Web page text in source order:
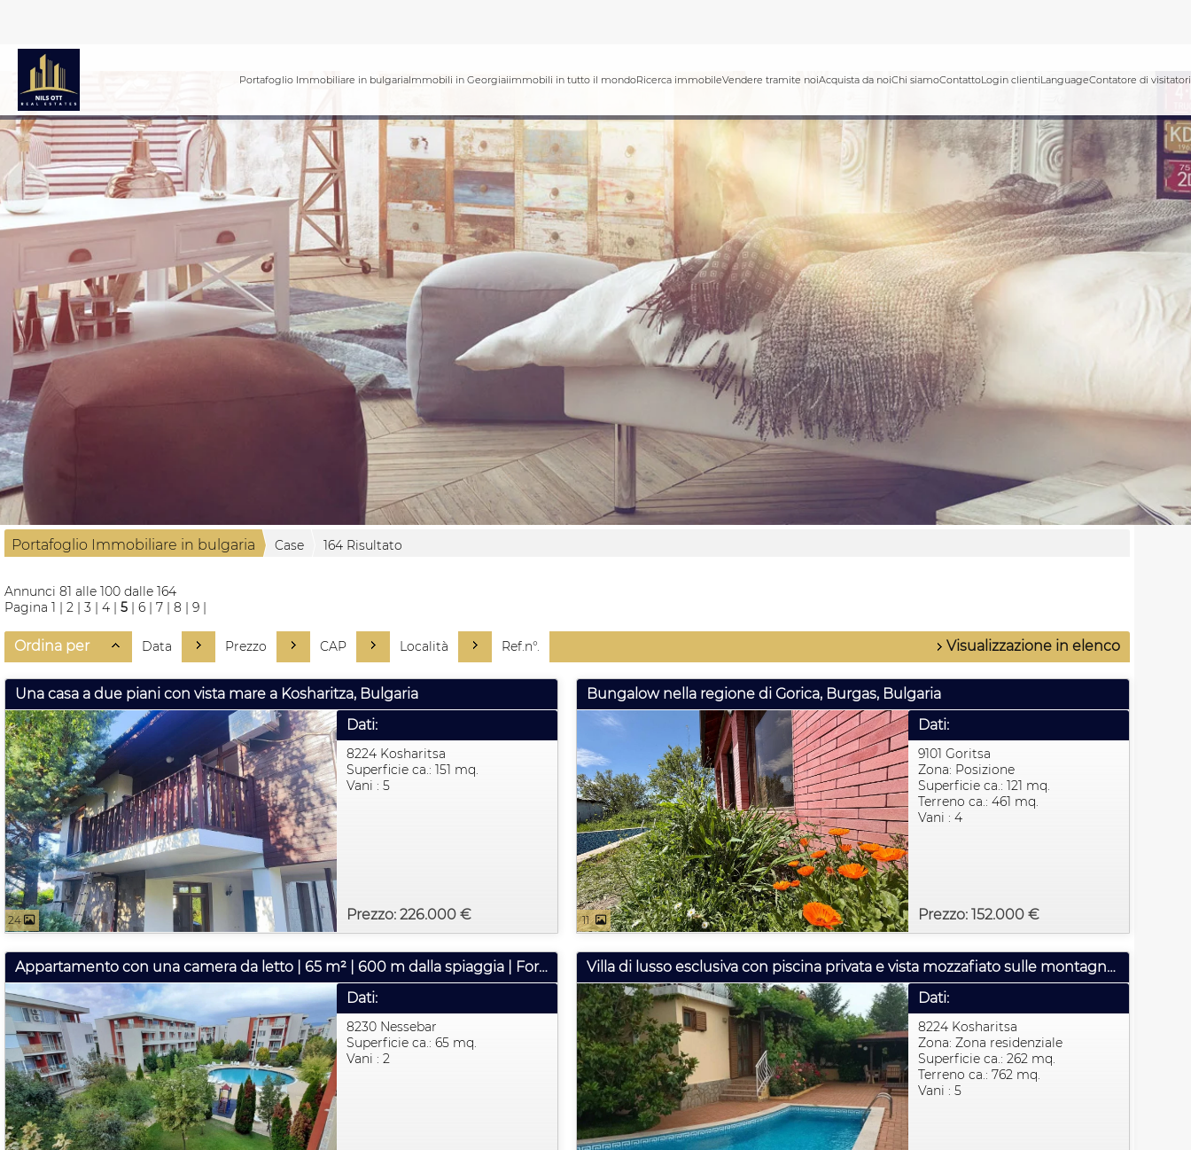
Portafoglio Immobiliare in bulgariaImmobili in Georgiaiimmobili in tutto il mondoRicerca immobileVendere tramite noiAcquista da noiChi siamoContattoLogin clientiLanguageContatore di visitatori
Portafoglio Immobiliare in bulgaria Case 164 Risultato
Annunci 81 alle 100 dalle 164
Pagina 1 | 2 | 3 | 4 | 5 | 6 | 7 | 8 | 9 |
Ordina per Data Prezzo CAP Località Ref.n°. Visualizzazione in elenco
Una casa a due piani con vista mare a Kosharitza, Bulgaria
24
Dati:
8224 Kosharitsa
Prezzo: 226.000 €
Superficie ca.: 151 mq.
Vani : 5
Bungalow nella regione di Gorica, Burgas, Bulgaria
11
Dati:
9101 Goritsa
Zona: Posizione
Prezzo: 152.000 €
Superficie ca.: 121 mq.
Terreno ca.: 461 mq.
Vani : 4
Appartamento con una camera da letto | 65 m² | 600 m dalla spiaggia | Fort Noks, Nessebar
Dati:
8230 Nessebar
Superficie ca.: 65 mq.
Vani : 2
Villa di lusso esclusiva con piscina privata e vista mozzafiato sulle montagne a Kosharitsa, Bulgaria
Dati:
8224 Kosharitsa
Zona: Zona residenziale
Superficie ca.: 262 mq.
Terreno ca.: 762 mq.
Vani : 5